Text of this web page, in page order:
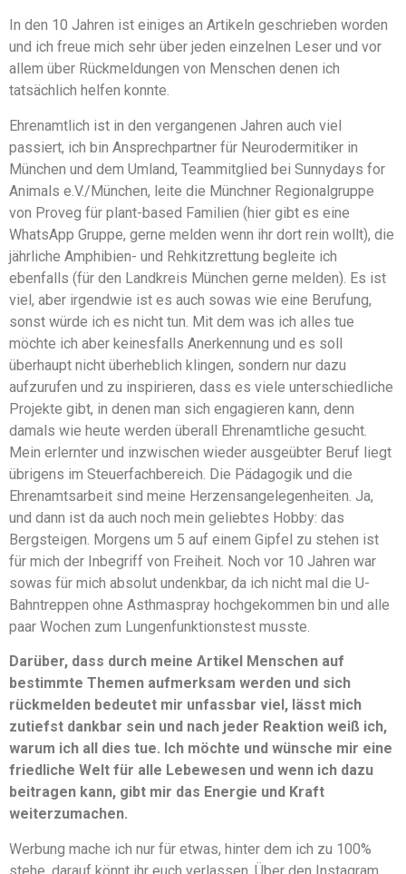
In den 10 Jahren ist einiges an Artikeln geschrieben worden
und ich freue mich sehr über jeden einzelnen Leser und vor
allem über Rückmeldungen von Menschen denen ich
tatsächlich helfen konnte.
Ehrenamtlich ist in den vergangenen Jahren auch viel
passiert, ich bin Ansprechpartner für Neurodermitiker in
München und dem Umland, Teammitglied bei Sunnydays for
Animals e.V./München, leite die Münchner Regionalgruppe
von Proveg für plant-based Familien (hier gibt es eine
WhatsApp Gruppe, gerne melden wenn ihr dort rein wollt), die
jährliche Amphibien- und Rehkitzrettung begleite ich
ebenfalls (für den Landkreis München gerne melden). Es ist
viel, aber irgendwie ist es auch sowas wie eine Berufung,
sonst würde ich es nicht tun. Mit dem was ich alles tue
möchte ich aber keinesfalls Anerkennung und es soll
überhaupt nicht überheblich klingen, sondern nur dazu
aufzurufen und zu inspirieren, dass es viele unterschiedliche
Projekte gibt, in denen man sich engagieren kann, denn
damals wie heute werden überall Ehrenamtliche gesucht.
Mein erlernter und inzwischen wieder ausgeübter Beruf liegt
übrigens im Steuerfachbereich. Die Pädagogik und die
Ehrenamtsarbeit sind meine Herzensangelegenheiten. Ja,
und dann ist da auch noch mein geliebtes Hobby: das
Bergsteigen. Morgens um 5 auf einem Gipfel zu stehen ist
für mich der Inbegriff von Freiheit. Noch vor 10 Jahren war
sowas für mich absolut undenkbar, da ich nicht mal die U-
Bahntreppen ohne Asthmaspray hochgekommen bin und alle
paar Wochen zum Lungenfunktionstest musste.
Darüber, dass durch meine Artikel Menschen auf
bestimmte Themen aufmerksam werden und sich
rückmelden bedeutet mir unfassbar viel, lässt mich
zutiefst dankbar sein und nach jeder Reaktion weiß ich,
warum ich all dies tue. Ich möchte und wünsche mir eine
friedliche Welt für alle Lebewesen und wenn ich dazu
beitragen kann, gibt mir das Energie und Kraft
weiterzumachen.
Werbung mache ich nur für etwas, hinter dem ich zu 100%
stehe, darauf könnt ihr euch verlassen. Über den Instagram